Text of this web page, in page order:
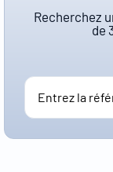
Recherchez
de